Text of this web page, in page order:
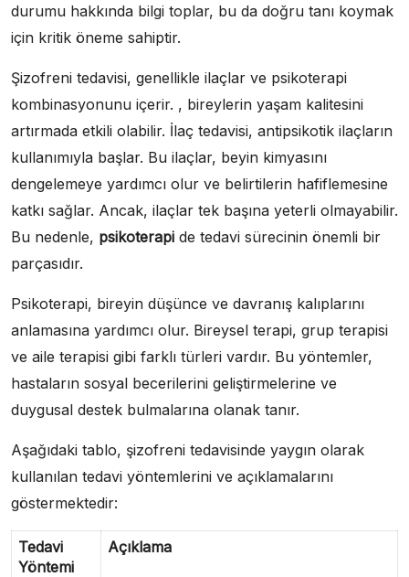
durumu hakkında bilgi toplar, bu da doğru tanı koymak
için kritik öneme sahiptir.
Şizofreni tedavisi, genellikle ilaçlar ve psikoterapi
kombinasyonunu içerir. , bireylerin yaşam kalitesini
artırmada etkili olabilir. İlaç tedavisi, antipsikotik ilaçların
kullanımıyla başlar. Bu ilaçlar, beyin kimyasını
dengelemeye yardımcı olur ve belirtilerin hafiflemesine
katkı sağlar. Ancak, ilaçlar tek başına yeterli olmayabilir.
Bu nedenle, psikoterapi de tedavi sürecinin önemli bir
parçasıdır.
Psikoterapi, bireyin düşünce ve davranış kalıplarını
anlamasına yardımcı olur. Bireysel terapi, grup terapisi
ve aile terapisi gibi farklı türleri vardır. Bu yöntemler,
hastaların sosyal becerilerini geliştirmelerine ve
duygusal destek bulmalarına olanak tanır.
Aşağıdaki tablo, şizofreni tedavisinde yaygın olarak
kullanılan tedavi yöntemlerini ve açıklamalarını
göstermektedir:
Tedavi
Yöntemi
Açıklama